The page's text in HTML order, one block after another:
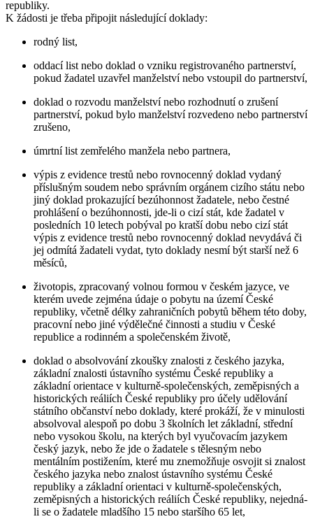
republiky.
K žádosti je třeba připojit následující doklady:
rodný list,
oddací list nebo doklad o vzniku registrovaného partnerství,
pokud žadatel uzavřel manželství nebo vstoupil do partnerství,
doklad o rozvodu manželství nebo rozhodnutí o zrušení
partnerství, pokud bylo manželství rozvedeno nebo partnerství
zrušeno,
úmrtní list zemřelého manžela nebo partnera,
výpis z evidence trestů nebo rovnocenný doklad vydaný
příslušným soudem nebo správním orgánem cizího státu nebo
jiný doklad prokazující bezúhonnost žadatele, nebo čestné
prohlášení o bezúhonnosti, jde-li o cizí stát, kde žadatel v
posledních 10 letech pobýval po kratší dobu nebo cizí stát
výpis z evidence trestů nebo rovnocenný doklad nevydává či
jej odmítá žadateli vydat, tyto doklady nesmí být starší než 6
měsíců,
životopis, zpracovaný volnou formou v českém jazyce, ve
kterém uvede zejména údaje o pobytu na území České
republiky, včetně délky zahraničních pobytů během této doby,
pracovní nebo jiné výdělečné činnosti a studiu v České
republice a rodinném a společenském životě,
doklad o absolvování zkoušky znalosti z českého jazyka,
základní znalosti ústavního systému České republiky a
základní orientace v kulturně-společenských, zeměpisných a
historických reáliích České republiky pro účely udělování
státního občanství nebo doklady, které prokáží, že v minulosti
absolvoval alespoň po dobu 3 školních let základní, střední
nebo vysokou školu, na kterých byl vyučovacím jazykem
český jazyk, nebo že jde o žadatele s tělesným nebo
mentálním postižením, které mu znemožňuje osvojit si znalost
českého jazyka nebo znalost ústavního systému České
republiky a základní orientaci v kulturně-společenských,
zeměpisných a historických reáliích České republiky, nejedná-
li se o žadatele mladšího 15 nebo staršího 65 let,